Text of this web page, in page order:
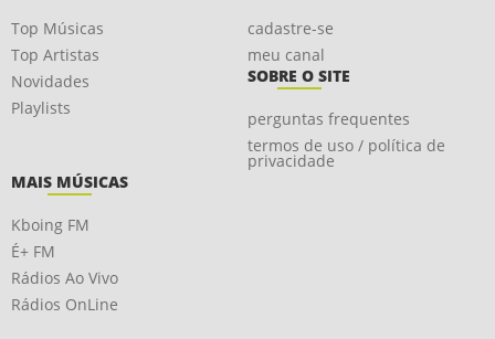
Top Músicas
Top Artistas
Novidades
Playlists
cadastre-se
meu canal
SOBRE O SITE
perguntas frequentes
termos de uso / política de
privacidade
MAIS MÚSICAS
Kboing FM
É+ FM
Rádios Ao Vivo
Rádios OnLine